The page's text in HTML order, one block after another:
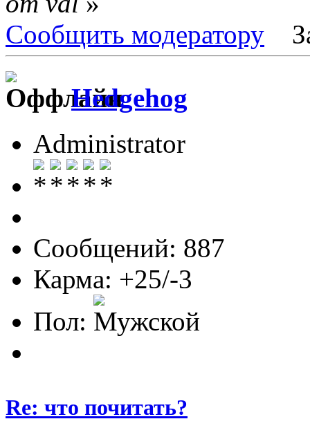
Сообщить модератору
Hedgehog
Administrator
Сообщений: 887
Карма: +25/-3
Пол:
Re: что почитать?